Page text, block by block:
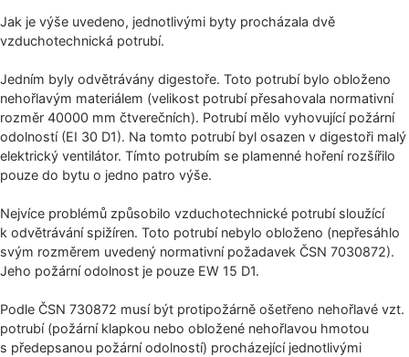
Jak je výše uvedeno, jednotlivými byty procházala dvě
vzduchotechnická potrubí.
Jedním byly odvětrávány digestoře. Toto potrubí bylo obloženo
nehořlavým materiálem (velikost potrubí přesahovala normativní
rozměr 40000 mm čtverečních). Potrubí mělo vyhovující požární
odolností (EI 30 D1). Na tomto potrubí byl osazen v digestoři malý
elektrický ventilátor. Tímto potrubím se plamenné hoření rozšířilo
pouze do bytu o jedno patro výše.
Nejvíce problémů způsobilo vzduchotechnické potrubí sloužící
k odvětrávání spižíren. Toto potrubí nebylo obloženo (nepřesáhlo
svým rozměrem uvedený normativní požadavek ČSN 7030872).
Jeho požární odolnost je pouze EW 15 D1.
Podle ČSN 730872 musí být protipožárně ošetřeno nehořlavé vzt.
potrubí (požární klapkou nebo obložené nehořlavou hmotou
s předepsanou požární odolností) procházející jednotlivými